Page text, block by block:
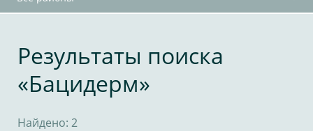
Результаты поиска
«Бацидерм»
Найдено: 2